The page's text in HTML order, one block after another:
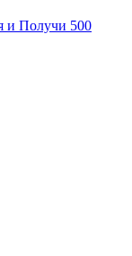
и Получи 500